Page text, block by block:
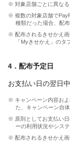
※ 対象店舗ごとに異なる
※ 複数の対象店舗で
種類だった場合、配
※ 配布されるきせかえ画
「Myきせかえ」のタ
4．配布予定日
お支払い日の翌日中
※ キャンペーン内容およ
た、キャンペーン自
※ 原則としてお支払い
ーの利用状況やシス
※ 配布されるきせかえ画